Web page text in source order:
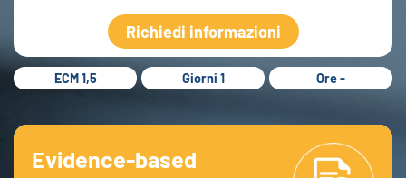
Richiedi informazioni
ECM 1,5 Giorni 1 Ore -
Evidence-based